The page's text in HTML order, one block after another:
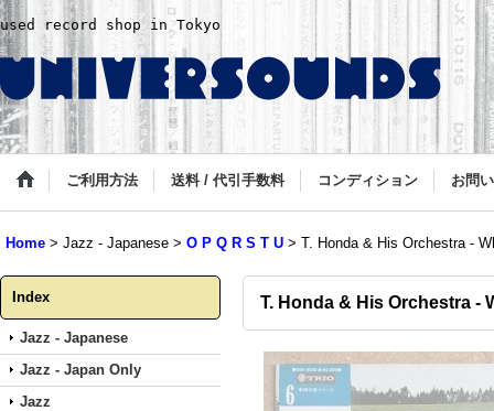
used record shop in Tokyo
ご利用方法 送料 / 代引手数料 コンディション お問
Home > Jazz - Japanese > O P Q R S T U > T. Honda & His Orchestra -
Index
Jazz - Japanese
Jazz - Japan Only
Jazz
T. Honda & His Orchestra -